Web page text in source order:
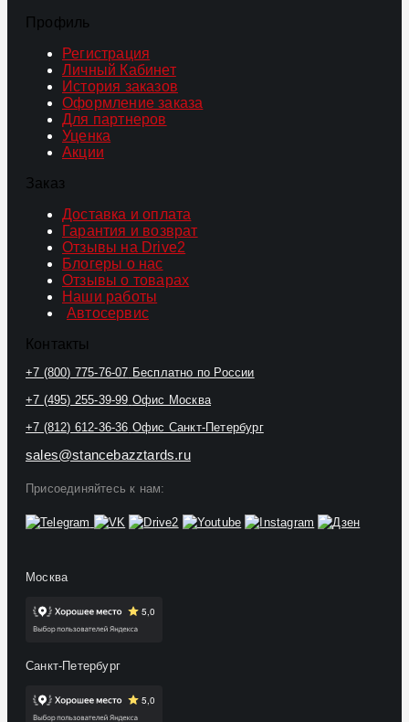
Профиль
Регистрация
Личный Кабинет
История заказов
Оформление заказа
Для партнеров
Уценка
Акции
Заказ
Доставка и оплата
Гарантия и возврат
Отзывы на Drive2
Блогеры о нас
Отзывы о товарах
Наши работы
Автосервис
Контакты
+7 (800) 775-76-07 Бесплатно по России
+7 (495) 255-39-99 Офис Москва
+7 (812) 612-36-36 Офис Санкт-Петербург
sales@stancebazztards.ru
Присоединяйтесь к нам:
Москва
Санкт-Петербург